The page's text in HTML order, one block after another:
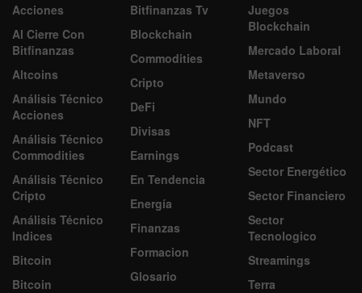
Acciones
Al Cierre Con
Bitfinanzas
Altcoins
Análisis Técnico
Acciones
Análisis Técnico
Commodities
Análisis Técnico
Cripto
Análisis Técnico
Indices
Bitcoin
Bitcoin
Bitfinanzas Tv
Blockchain
Commodities
Cripto
DeFi
Divisas
Earnings
En Tendencia
Energía
Finanzas
Formacion
Glosario
Juegos
Blockchain
Mercado Laboral
Metaverso
Mundo
NFT
Podcast
Sector Energético
Sector Financiero
Sector
Tecnologico
Streamings
Terra